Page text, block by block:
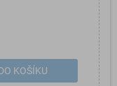
KOŠÍKU